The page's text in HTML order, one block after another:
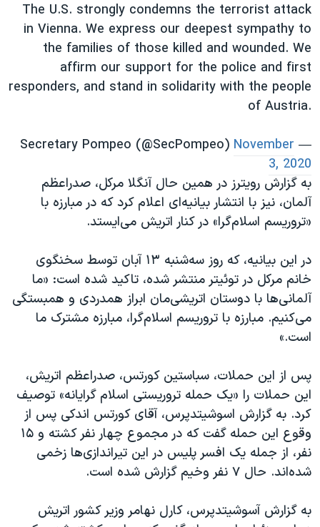
The U.S. strongly condemns the terrorist attack
in Vienna. We express our deepest sympathy to
the families of those killed and wounded. We
affirm our support for the police and first
responders, and stand in solidarity with the people
of Austria.
— Secretary Pompeo (@SecPompeo)
November
3, 2020
به گزارش رویترز در همین حال آنگلا مرکل، صدراعظم
آلمان، نیز با انتشار بیانیه‌ای اعلام کرد که در مبارزه با
«تروریسم اسلام‌گرا» در کنار اتریش می‌ایستد.
در این بیانیه، که روز سه‌شنبه ۱۳ آبان توسط سخنگوی
خانم مرکل در توئیتر منتشر شده، تاکید شده است: «ما
آلمانی‌ها با دوستان اتریشی‌مان ابراز همدردی و همبستگی
می‌کنیم. مبارزه با تروریسم اسلام‌گرا، مبارزه مشترک ما
است.»
پس از این حملات، سباستین کورتس، صدراعظم اتریش،
این حملات را «یک حمله تروریستی اسلام گرایانه» توصیف
کرد. به گزارش اسوشیتدپرس، آقای کورتس اندکی پس از
وقوع این حمله گفت که در مجموع چهار نفر کشته و ۱۵
نفر، از جمله یک افسر پلیس در این تیراندازی‌ها زخمی
شده‌اند. حال ۷ نفر وخیم گزارش شده است.
به گزارش آسوشیتدپرس، کارل نهامر وزیر کشور اتریش